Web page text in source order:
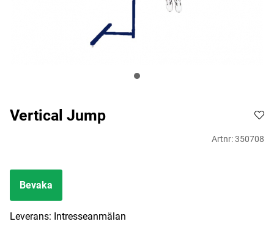
Vertical Jump
Artnr:350708
Bevaka
Leverans: Intresseanmälan